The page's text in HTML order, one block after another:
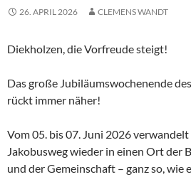
26. APRIL 2026 CLEMENS WANDT
Diekholzen, die Vorfreude steigt!
Das große Jubiläumswochenende
rückt immer näher!
Vom 05. bis 07. Juni 2026
Jakobusweg wieder in einen Ort der
und der Gemeinschaft – ganz so, wie